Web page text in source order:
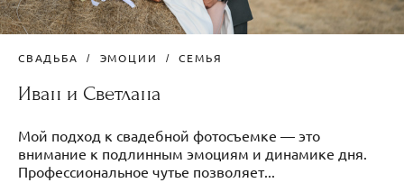
СВАДЬБА ЭМОЦИИ СЕМЬЯ
Иван и Светлана
Мой подход к свадебной фотосъемке — это
внимание к подлинным эмоциям и динамике дня.
Профессиональное чутье позволяет...